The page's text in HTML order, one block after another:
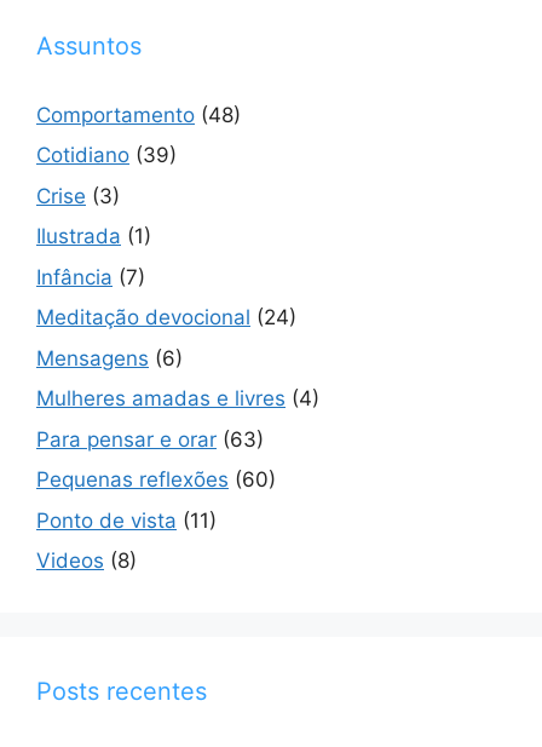
Assuntos
Comportamento (48)
Cotidiano (39)
Crise (3)
Ilustrada (1)
Infância (7)
Meditação devocional (24)
Mensagens (6)
Mulheres amadas e livres (4)
Para pensar e orar (63)
Pequenas reflexões (60)
Ponto de vista (11)
Videos (8)
Posts recentes